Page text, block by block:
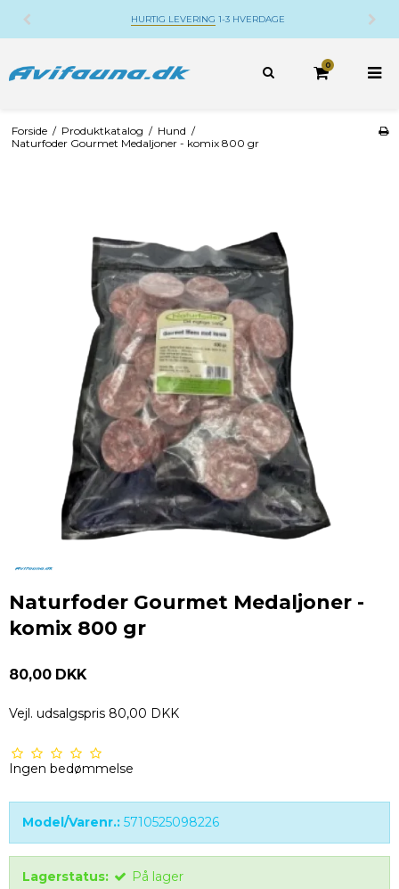
DANSK WEBSHOPBELIGGENDE PÅ
0
Forside / Produktkatalog / Hund /
Naturfoder Gourmet Medaljoner - komix 800 gr
Naturfoder Gourmet Medaljoner -
komix 800 gr
80,00 DKK
Vejl. udsalgspris 80,00 DKK
Ingen bedømmelse
Model/Varenr.: 5710525098226
Lagerstatus: På lager